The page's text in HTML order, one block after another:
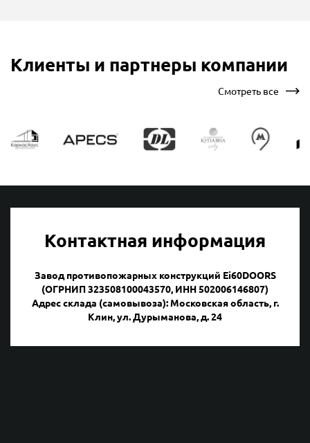
Клиенты и партнеры компании
Смотреть все
Контактная информация
Завод противопожарных конструкций Ei60DOORS
(ОГРНИП 323508100043570, ИНН 502006146807)
Адрес склада (самовывоза): Московская область, г.
Клин, ул. Дурыманова, д. 24